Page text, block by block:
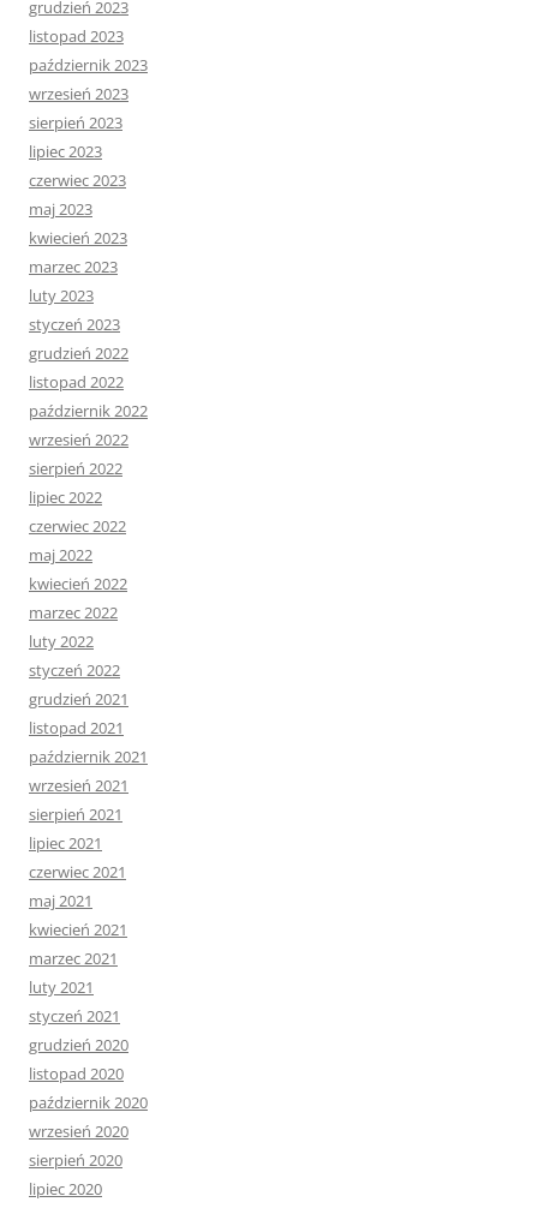
grudzień 2023
listopad 2023
październik 2023
wrzesień 2023
sierpień 2023
lipiec 2023
czerwiec 2023
maj 2023
kwiecień 2023
marzec 2023
luty 2023
styczeń 2023
grudzień 2022
listopad 2022
październik 2022
wrzesień 2022
sierpień 2022
lipiec 2022
czerwiec 2022
maj 2022
kwiecień 2022
marzec 2022
luty 2022
styczeń 2022
grudzień 2021
listopad 2021
październik 2021
wrzesień 2021
sierpień 2021
lipiec 2021
czerwiec 2021
maj 2021
kwiecień 2021
marzec 2021
luty 2021
styczeń 2021
grudzień 2020
listopad 2020
październik 2020
wrzesień 2020
sierpień 2020
lipiec 2020